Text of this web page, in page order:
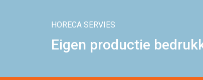
HORECA SERVIES
Eigen productie